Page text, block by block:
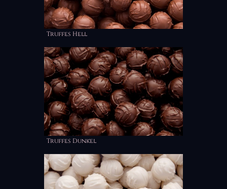
Truffes Hell
Truffes Dunkel